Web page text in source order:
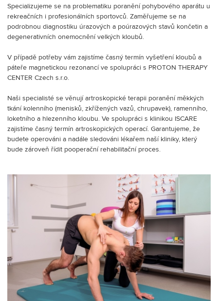
Specializujeme se na problematiku poranění pohybového aparátu u
rekreačních i profesionálních sportovců. Zaměřujeme se na
podrobnou diagnostiku úrazových a poúrazových stavů končetin a
degenerativních onemocnění velkých kloubů.
V případě potřeby vám zajistíme časný termín vyšetření kloubů a
páteře magnetickou rezonancí ve spolupráci s PROTON THERAPY
CENTER Czech s.r.o.
Naši specialisté se věnují artroskopické terapii poranění měkkých
tkání kolenního (menisků, zkřížených vazů, chrupavek), ramenního,
loketního a hlezenního kloubu. Ve spolupráci s klinikou ISCARE
zajistíme časný termín artroskopických operací. Garantujeme, že
budete operováni a nadále sledováni lékařem naší kliniky, který
bude zároveň řídit pooperační rehabilitační proces.